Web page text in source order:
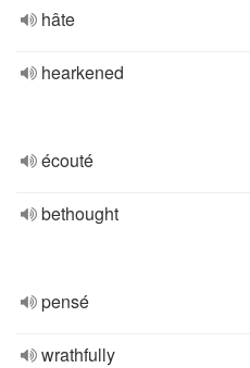
hâte
hearkened
écouté
bethought
pensé
wrathfully